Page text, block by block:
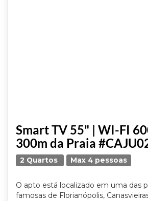
Smart TV 55" | WI-FI
300m da Praia
2 Quartos Max 4 pessoas
O apto está localizado em uma das
famosas de Florianópolis,